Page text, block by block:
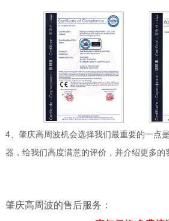
4、肇庆高周波机会选择我们最重要的一点
器，给我们高度满意的评价，并介绍更多的
肇庆高周波的售后服务：